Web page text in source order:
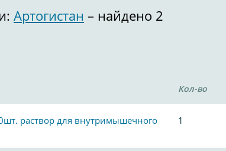
Артогистан – найдено 2
Кол-во
раствор для внутримышечного
1